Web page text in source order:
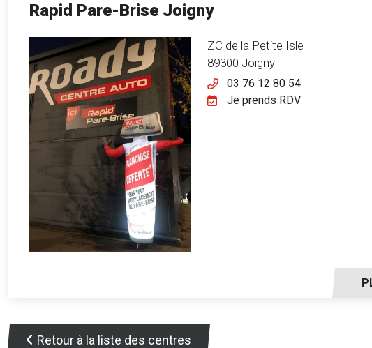
Rapid Pare-Brise Joigny
ZC de la Petite Isle
89300 Joigny
03 76 12 80 54
Je prends RDV
Retour à la liste des centres